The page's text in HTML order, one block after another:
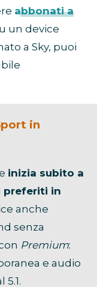
abbonati a
un device
a Sky, puoi
in
inizia subito a
preferiti in
anche
senza
Premium:
e audio